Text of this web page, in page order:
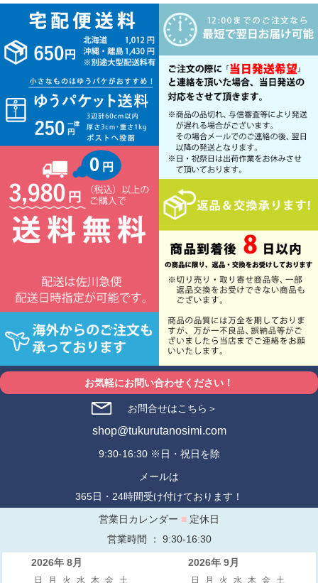
お気軽にお問い合わせください！
お問合せはこちら＞
shop@tukurutanosimi.com
9:30-16:30 ※日・祝日を除
メールは
365日・24時間受け付けております！
営業日カレンダー ■ 定休日
営業時間 ： 9:30-16:30
2026年 8月
日 月 火 水 木 金 土
2026年 9月
日 月 火 水 木 金 土